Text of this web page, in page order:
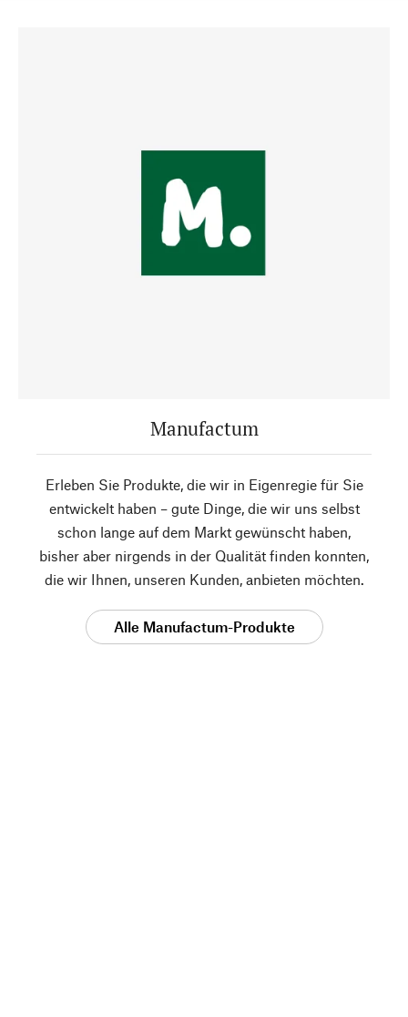
Manufactum
Erleben Sie Produkte, die wir in Eigenregie für Sie
entwickelt haben – gute Dinge, die wir uns selbst
schon lange auf dem Markt gewünscht haben,
bisher aber nirgends in der Qualität finden konnten,
die wir Ihnen, unseren Kunden, anbieten möchten.
Alle Manufactum-Produkte